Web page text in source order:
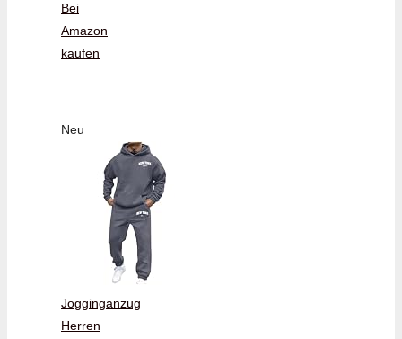
Bei
Amazon
kaufen
Neu
Jogginganzug
Herren